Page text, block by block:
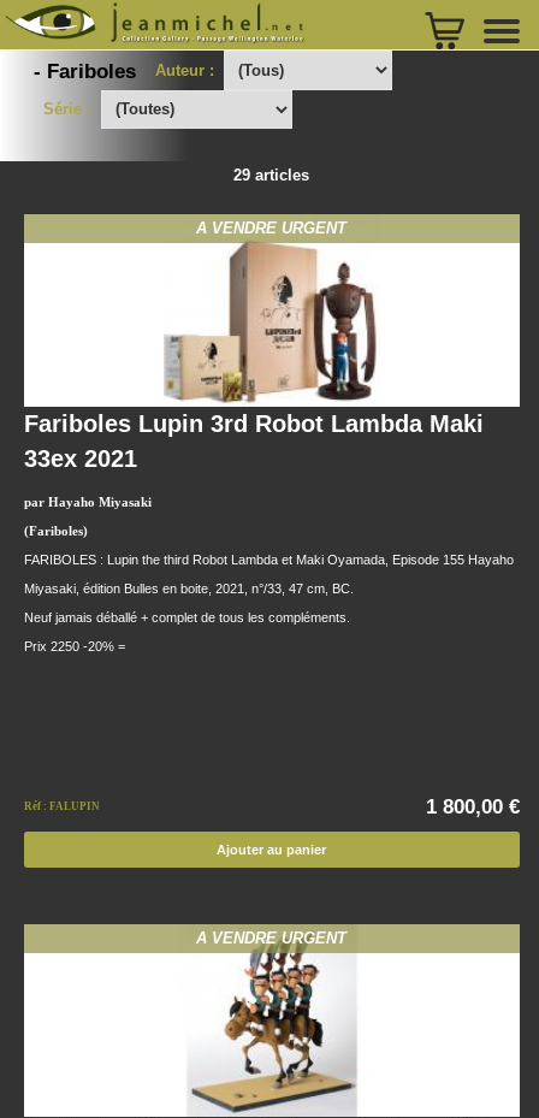
- Fariboles Auteur :
Série :
29 articles
A VENDRE URGENT
Fariboles Lupin 3rd Robot Lambda Maki
33ex 2021
par Hayaho Miyasaki
(Fariboles)
FARIBOLES : Lupin the third Robot Lambda et Maki Oyamada, Episode 155 Hayaho
Miyasaki, édition Bulles en boite, 2021, n°/33, 47 cm, BC.
Neuf jamais déballé + complet de tous les compléments.
Prix 2250 -20% =
Réf : FALUPIN 1 800,00 €
Ajouter au panier
A VENDRE URGENT